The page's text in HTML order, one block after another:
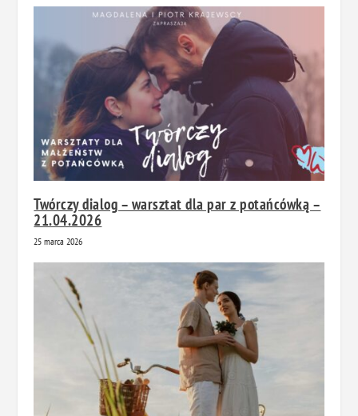
Twórczy dialog – warsztat dla par z potańcówką –
21.04.2026
25 marca 2026